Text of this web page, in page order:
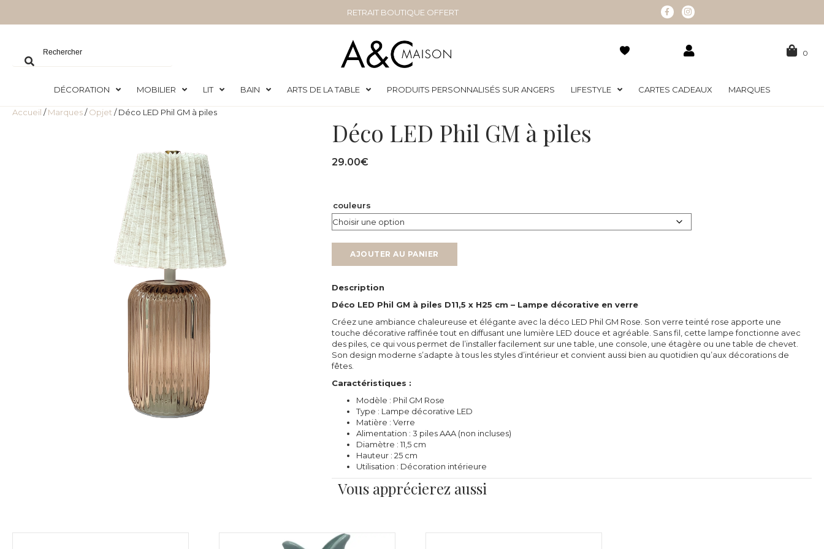
RETRAIT BOUTIQUE OFFERT
0
DÉCORATION MOBILIER LIT BAIN ARTS DE LA TABLE PRODUITS PERSONNALISÉS SUR ANGERS LIFESTYLE CARTES CADEAUX MARQUES
Accueil /Marques/Opjet / Déco LED Phil GM à piles
Déco LED Phil GM à piles
29.00€
couleurs
AJOUTER AU PANIER
Description
Déco LED Phil GM à piles D11,5 x H25 cm – Lampe décorative en verre
Créez une ambiance chaleureuse et élégante avec la déco LED Phil GM Rose. Son verre teinté rose apporte une
touche décorative raffinée tout en diffusant une lumière LED douce et agréable. Sans fil, cette lampe fonctionne avec
des piles, ce qui vous permet de l’installer facilement sur une table, une console, une étagère ou une table de chevet.
Son design moderne s’adapte à tous les styles d’intérieur et convient aussi bien au quotidien qu’aux décorations de
fêtes.
Caractéristiques :
Modèle : Phil GM Rose
Type : Lampe décorative LED
Matière : Verre
Alimentation : 3 piles AAA (non incluses)
Diamètre : 11,5 cm
Hauteur : 25 cm
Utilisation : Décoration intérieure
Vous apprécierez aussi